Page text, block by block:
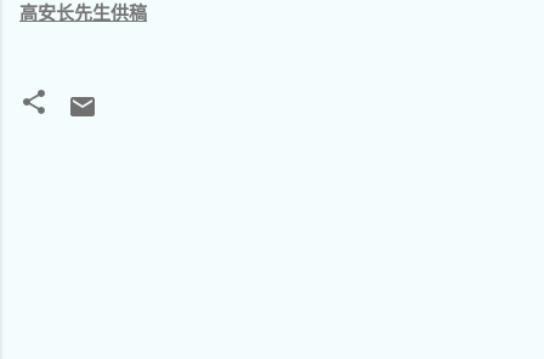
高安长先生供稿